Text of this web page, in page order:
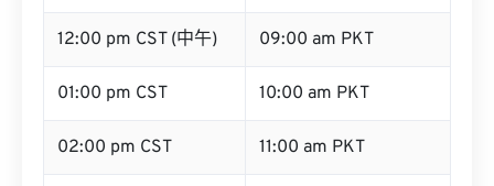
12:00 pm CST (中午) 09:00 am PKT
01:00 pm CST 10:00 am PKT
02:00 pm CST 11:00 am PKT